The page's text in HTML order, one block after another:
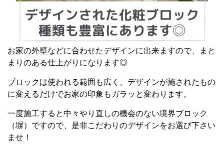
お家の外壁などに合わせたデザインに出来ますので、まと
まりのある仕上がりになります◎
ブロックは使われる範囲も広く、デザインが施されたもの
に変えるだけでお家の印象もガラッと変わります。
一度施工すると中々やり直しの機会のない境界ブロック
（塀）ですので、是非こだわりのデザインをお選び下さい
ませ！